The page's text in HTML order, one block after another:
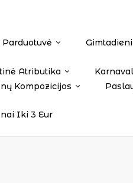
Atributika
Kompozicijos
Iki 3 Eur